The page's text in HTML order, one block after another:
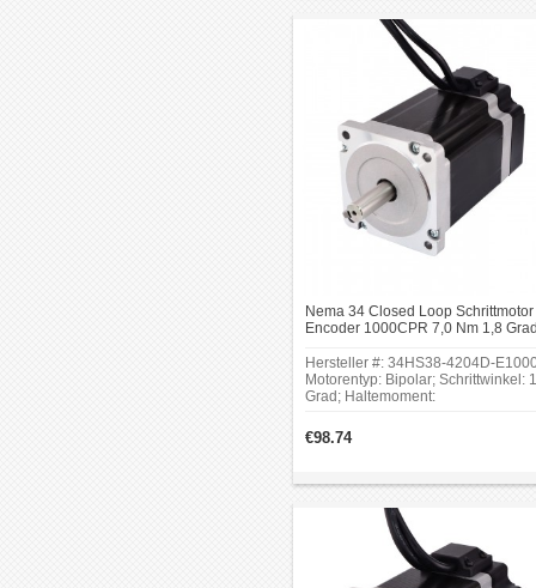
4;Leitungslänge: 500mm.
Nema 34 Closed Loop Schrittmotor
Encoder 1000CPR 7,0 Nm 1,8
Regelkreis
Hersteller #: 34HS38-4204D-
Motorentyp: Bipolar; Schrittwinkel:
Grad; Haltemoment:
5V; Ausgangsstrom: 55mA;
1000ppr.
€98.74